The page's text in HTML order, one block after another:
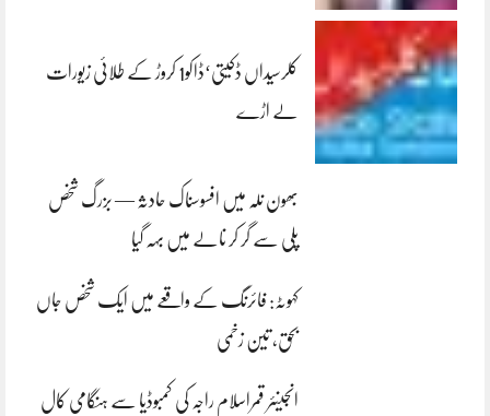
کلرسیداں ڈکیتی‘ڈاکو1 کروڑ کے طلائی زیورات
لے اڑے
بھون نلہ میں افسوسناک حادثہ — بزرگ شخص
پلی سے گر کر نالے میں بہہ گیا
کہوٹہ: فائرنگ کے واقعے میں ایک شخص جاں
بحق، تین زخمی
انجینئر قمراسلام راجہ کی کمبوڈیا سے ہنگامی کال